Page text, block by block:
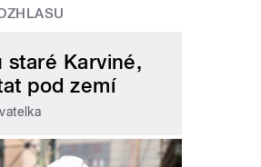
staré Karviné,
pod zemí